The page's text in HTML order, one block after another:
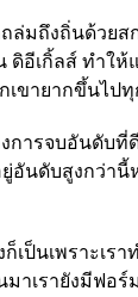
ล่มถึงถิ่นด้วยส
ดิอีเกิ้ลส์ ทำ
ขายากขึ้นไป
ารจบอันดับที่
อันดับสูงกว่า
ป็นเพราะเรา
าเรายังมีฟอร์